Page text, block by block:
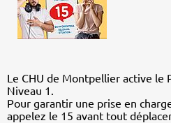
Le CHU de Montpellier active le
Niveau 1.
Pour garantir une prise en
appelez le 15 avant tout